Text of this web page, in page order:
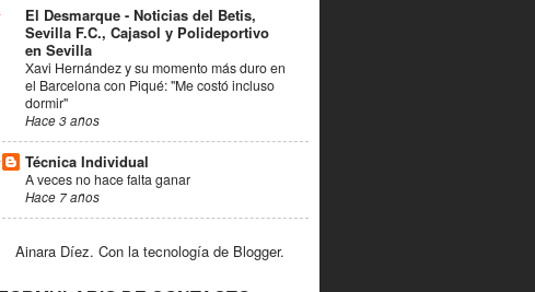
El Desmarque - Noticias del Betis,
Sevilla F.C., Cajasol y Polideportivo
en Sevilla
Xavi Hernández y su momento más duro en
el Barcelona con Piqué: "Me costó incluso
dormir"
Hace 3 años
Técnica Individual
A veces no hace falta ganar
Hace 7 años
Ainara Díez. Con la tecnología de Blogger.